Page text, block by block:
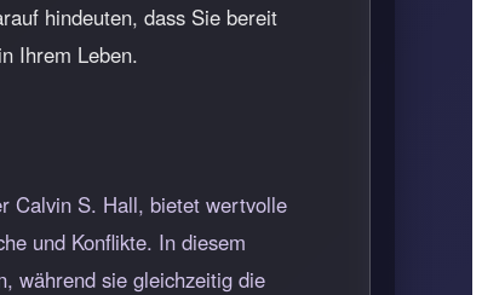
hindeuten, dass Sie bereit
Ihrem Leben.
Calvin S. Hall, bietet wertvolle
und Konflikte. In diesem
während sie gleichzeitig die